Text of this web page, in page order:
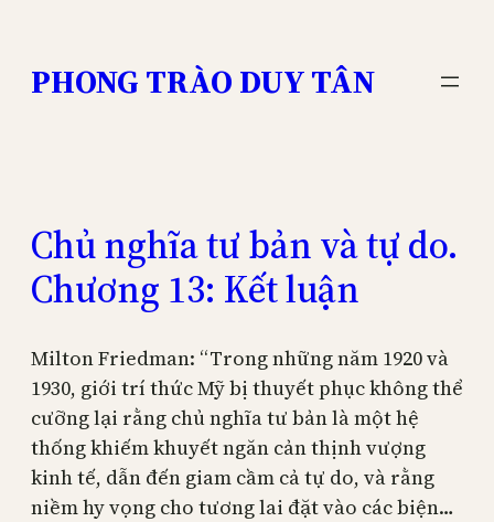
content
PHONG TRÀO DUY TÂN
Chủ nghĩa tư bản và tự do.
Chương 13: Kết luận
Milton Friedman: “Trong những năm 1920 và
1930, giới trí thức Mỹ bị thuyết phục không thể
cưỡng lại rằng chủ nghĩa tư bản là một hệ
thống khiếm khuyết ngăn cản thịnh vượng
kinh tế, dẫn đến giam cầm cả tự do, và rằng
niềm hy vọng cho tương lai đặt vào các biện…